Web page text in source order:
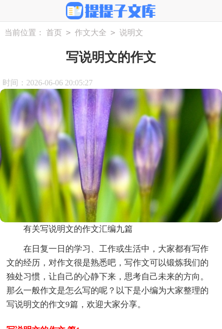
当前位置： 首页 > 作文大全 > 说明文
写说明文的作文
时间：2026-06-06 20:05:27
有关写说明文的作文汇编九篇
在日复一日的学习、工作或生活中，大家都有写作
文的经历，对作文很是熟悉吧，写作文可以锻炼我们的
独处习惯，让自己的心静下来，思考自己未来的方向。
那么一般作文是怎么写的呢？以下是小编为大家整理的
写说明文的作文9篇，欢迎大家分享。